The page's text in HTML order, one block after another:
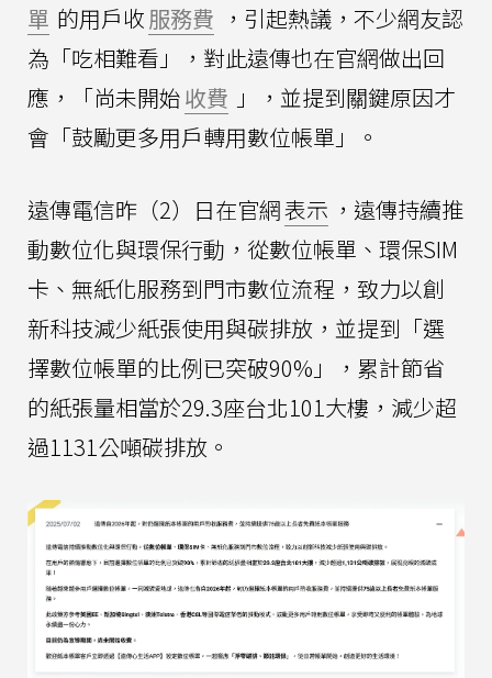
單 的用戶收服務費 ，引起熱議，不少網友認
為「吃相難看」，對此遠傳也在官網做出回
應，「尚未開始收費 」，並提到關鍵原因才
會「鼓勵更多用戶轉用數位帳單」。
遠傳電信昨（2）日在官網表示 ，遠傳持續推
動數位化與環保行動，從數位帳單、環保SIM
卡、無紙化服務到門市數位流程，致力以創
新科技減少紙張使用與碳排放，並提到「選
擇數位帳單的比例已突破90%」，累計節省
的紙張量相當於29.3座台北101大樓，減少超
過1131公噸碳排放。